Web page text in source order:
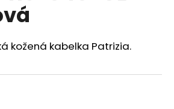
kožená kabelka Patrizia.